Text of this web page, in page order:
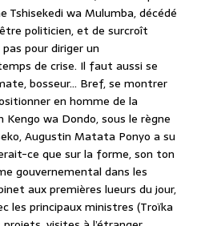
Tshisekedi wa Mulumba, décédé
politicien, et de surcroît
pour diriger un
de crise. Il faut aussi se
bosseur… Bref, se montrer
en homme de la
wa Dondo, sous le règne
Augustin Matata Ponyo a su
ce que sur la forme, son ton
gouvernemental dans les
aux premières lueurs du jour,
les principaux ministres (Troïka